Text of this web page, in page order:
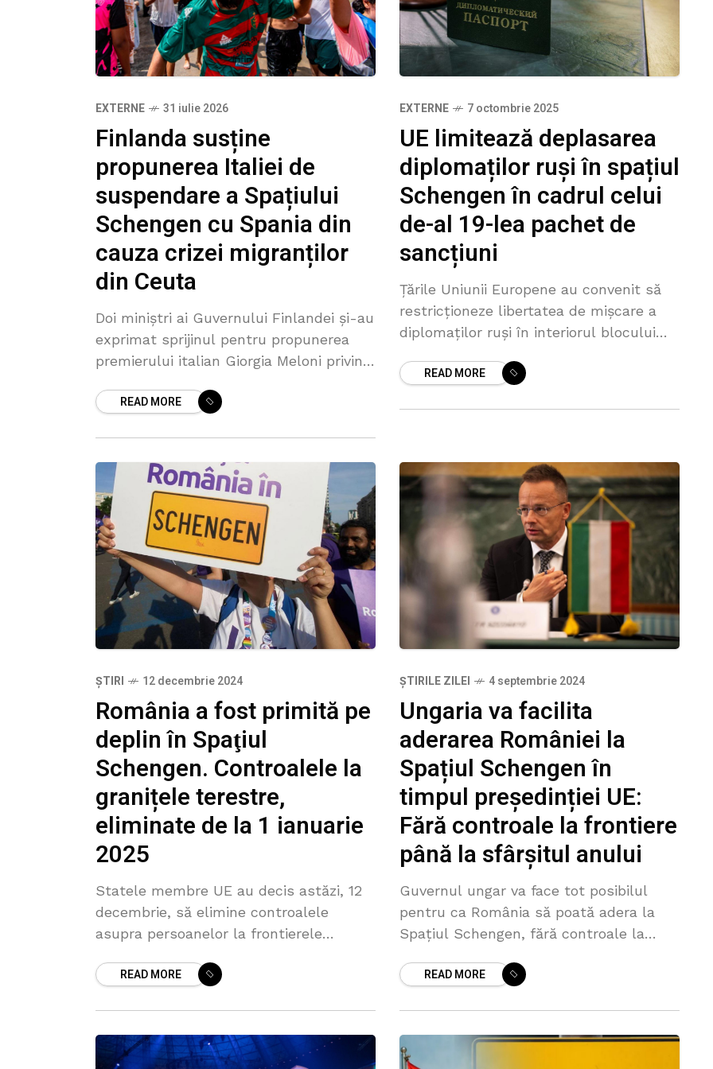
EXTERNE 31 iulie 2026
Finlanda susține
propunerea Italiei de
suspendare a Spațiului
Schengen cu Spania din
cauza crizei migranților
din Ceuta
Doi miniștri ai Guvernului Finlandei și-au
exprimat sprijinul pentru propunerea
premierului italian Giorgia Meloni privind
Schengen în relația cu Spania, după
READ MORE
EXTERNE 7 octombrie 2025
UE limitează deplasarea
diplomaților ruși în spațiul
Schengen în cadrul celui
de-al 19-lea pachet de
sancțiuni
Țările Uniunii Europene au convenit să
restricționeze libertatea de mișcare a
diplomaților ruși în interiorul blocului
pachet de sancțiuni împotriva Rusiei,
READ MORE
ȘTIRI 12 decembrie 2024
România a fost primită pe
deplin în Spaţiul
Schengen. Controalele la
granițele terestre,
eliminate de la 1 ianuarie
2025
Statele membre UE au decis astăzi, 12
decembrie, să elimine controalele
asupra persoanelor la frontierele
România, începând cu 1 ianuarie 2025.
READ MORE
ȘTIRILE ZILEI 4 septembrie 2024
Ungaria va facilita
aderarea României la
Spațiul Schengen în
timpul președinției UE:
Fără controale la frontiere
până la sfârșitul anului
Guvernul ungar va face tot posibilul
pentru ca România să poată adera la
Spaţiul Schengen, fără controale la
acestui an, în timpul preşedinţiei ungare
READ MORE